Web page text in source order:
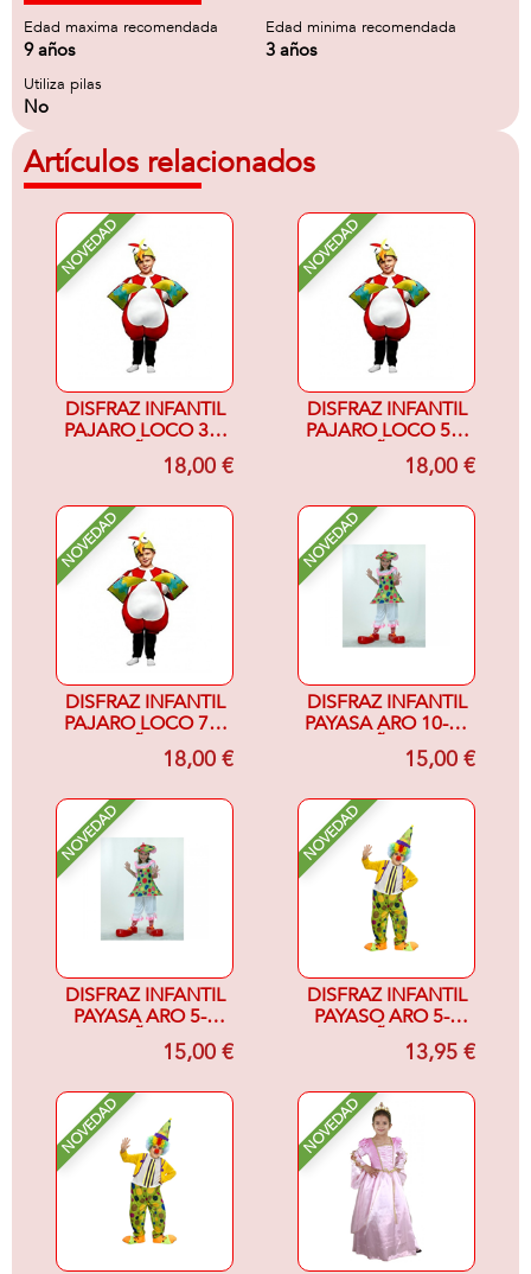
Edad maxima recomendada
9 años
Edad minima recomendada
3 años
Utiliza pilas
No
Artículos relacionados
NOVEDAD
DISFRAZ INFANTIL
PAJARO LOCO 3-4
AÑOS18,00 €
NOVEDAD
DISFRAZ INFANTIL
PAJARO LOCO 5-6
AÑOS18,00 €
NOVEDAD
DISFRAZ INFANTIL
PAJARO LOCO 7-9
AÑOS18,00 €
NOVEDAD
DISFRAZ INFANTIL
PAYASA ARO 10-12
AÑOS15,00 €
NOVEDAD
DISFRAZ INFANTIL
PAYASA ARO 5-6
AÑOS15,00 €
NOVEDAD
DISFRAZ INFANTIL
PAYASO ARO 5-6
AÑOS13,95 €
NOVEDAD NOVEDAD